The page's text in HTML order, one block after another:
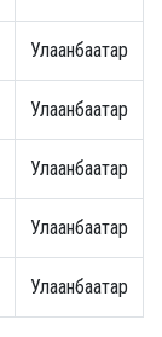
Улаанбаатар
Улаанбаатар
Улаанбаатар
Улаанбаатар
Улаанбаатар